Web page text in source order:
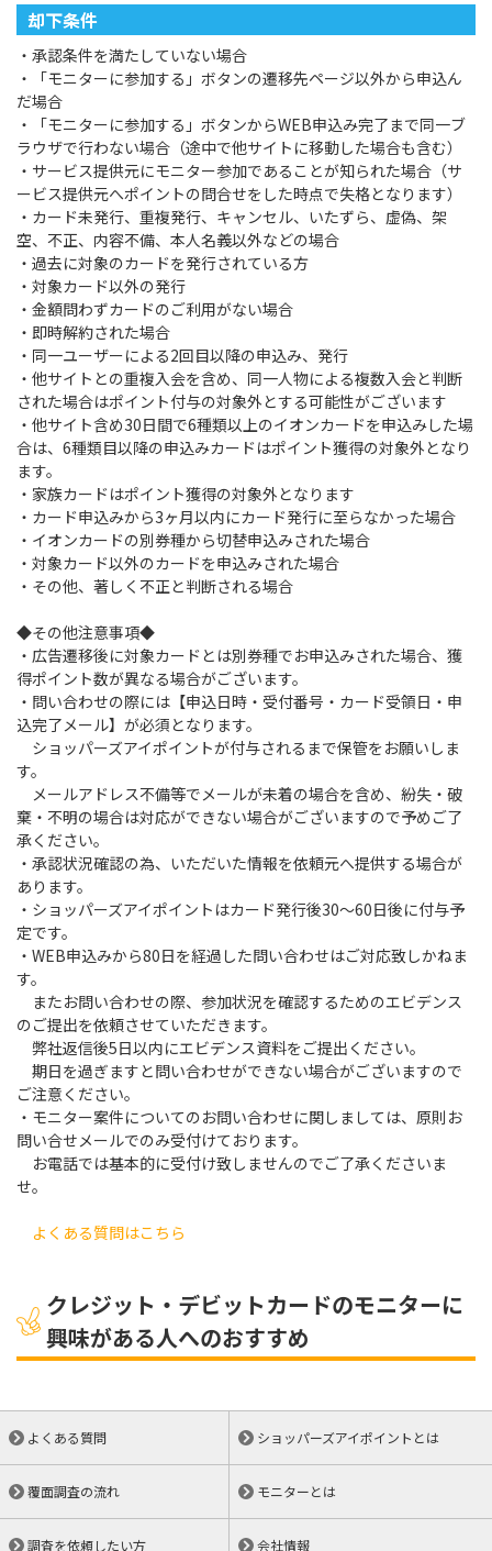
却下条件
・承認条件を満たしていない場合
・「モニターに参加する」ボタンの遷移先ページ以外から申込ん
だ場合
・「モニターに参加する」ボタンからWEB申込み完了まで同一ブ
ラウザで行わない場合（途中で他サイトに移動した場合も含む）
・サービス提供元にモニター参加であることが知られた場合（サ
ービス提供元へポイントの問合せをした時点で失格となります）
・カード未発行、重複発行、キャンセル、いたずら、虚偽、架
空、不正、内容不備、本人名義以外などの場合
・過去に対象のカードを発行されている方
・対象カード以外の発行
・金額問わずカードのご利用がない場合
・即時解約された場合
・同一ユーザーによる2回目以降の申込み、発行
・他サイトとの重複入会を含め、同一人物による複数入会と判断
された場合はポイント付与の対象外とする可能性がございます
・他サイト含め30日間で6種類以上のイオンカードを申込みした場
合は、6種類目以降の申込みカードはポイント獲得の対象外となり
ます。
・家族カードはポイント獲得の対象外となります
・カード申込みから3ヶ月以内にカード発行に至らなかった場合
・イオンカードの別券種から切替申込みされた場合
・対象カード以外のカードを申込みされた場合
・その他、著しく不正と判断される場合
◆その他注意事項◆
・広告遷移後に対象カードとは別券種でお申込みされた場合、獲
得ポイント数が異なる場合がございます。
・問い合わせの際には【申込日時・受付番号・カード受領日・申
込完了メール】が必須となります。
ショッパーズアイポイントが付与されるまで保管をお願いしま
す。
メールアドレス不備等でメールが未着の場合を含め、紛失・破
棄・不明の場合は対応ができない場合がございますので予めご了
承ください。
・承認状況確認の為、いただいた情報を依頼元へ提供する場合が
あります。
・ショッパーズアイポイントはカード発行後30～60日後に付与予
定です。
・WEB申込みから80日を経過した問い合わせはご対応致しかねま
す。
またお問い合わせの際、参加状況を確認するためのエビデンス
のご提出を依頼させていただきます。
弊社返信後5日以内にエビデンス資料をご提出ください。
期日を過ぎますと問い合わせができない場合がございますので
ご注意ください。
・モニター案件についてのお問い合わせに関しましては、原則お
問い合せメールでのみ受付けております。
お電話では基本的に受付け致しませんのでご了承くださいま
せ。
よくある質問はこちら
クレジット・デビットカードのモニターに
興味がある人へのおすすめ
よくある質問 ショッパーズアイポイントとは
覆面調査の流れ モニターとは
調査を依頼したい方 会社情報